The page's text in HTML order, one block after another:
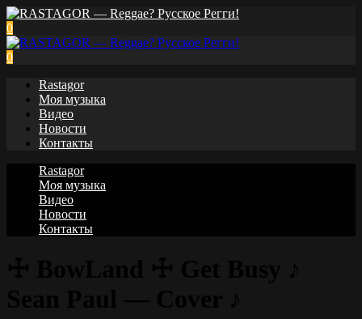
0
0
Rastagor
Моя музыка
Видео
Новости
Контакты
Rastagor
Моя музыка
Видео
Новости
Контакты